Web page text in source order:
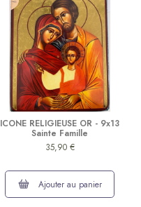
ICONE RELIGIEUSE OR - 9x13
Sainte Famille
35,90 €
Ajouter au panier